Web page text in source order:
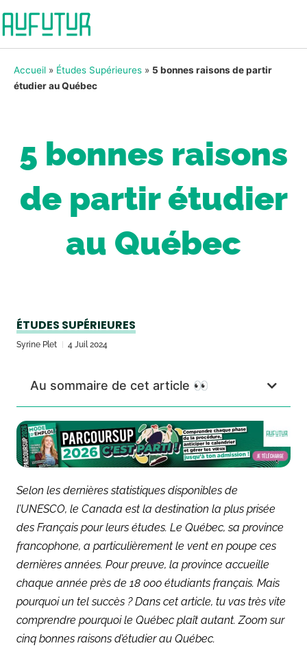
Accueil » Études Supérieures » 5 bonnes raisons de partir
étudier au Québec
5 bonnes raisons
de partir étudier
au Québec
ÉTUDES SUPÉRIEURES
Syrine Plet 4 Juil 2024
Au sommaire de cet article 👀
Selon les dernières statistiques disponibles de
l’UNESCO, le Canada est la destination la plus prisée
des Français pour leurs études. Le Québec, sa province
francophone, a particulièrement le vent en poupe ces
dernières années. Pour preuve, la province accueille
chaque année près de 18 000 étudiants français. Mais
pourquoi un tel succès ? Dans cet article, tu vas très vite
comprendre pourquoi le Québec plaît autant. Zoom sur
cinq bonnes raisons d’étudier au Québec.